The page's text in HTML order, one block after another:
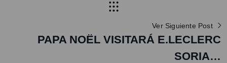
Ver Siguiente Post
PAPA NOËL VISITARÁ E.LECLERC
SORIA…